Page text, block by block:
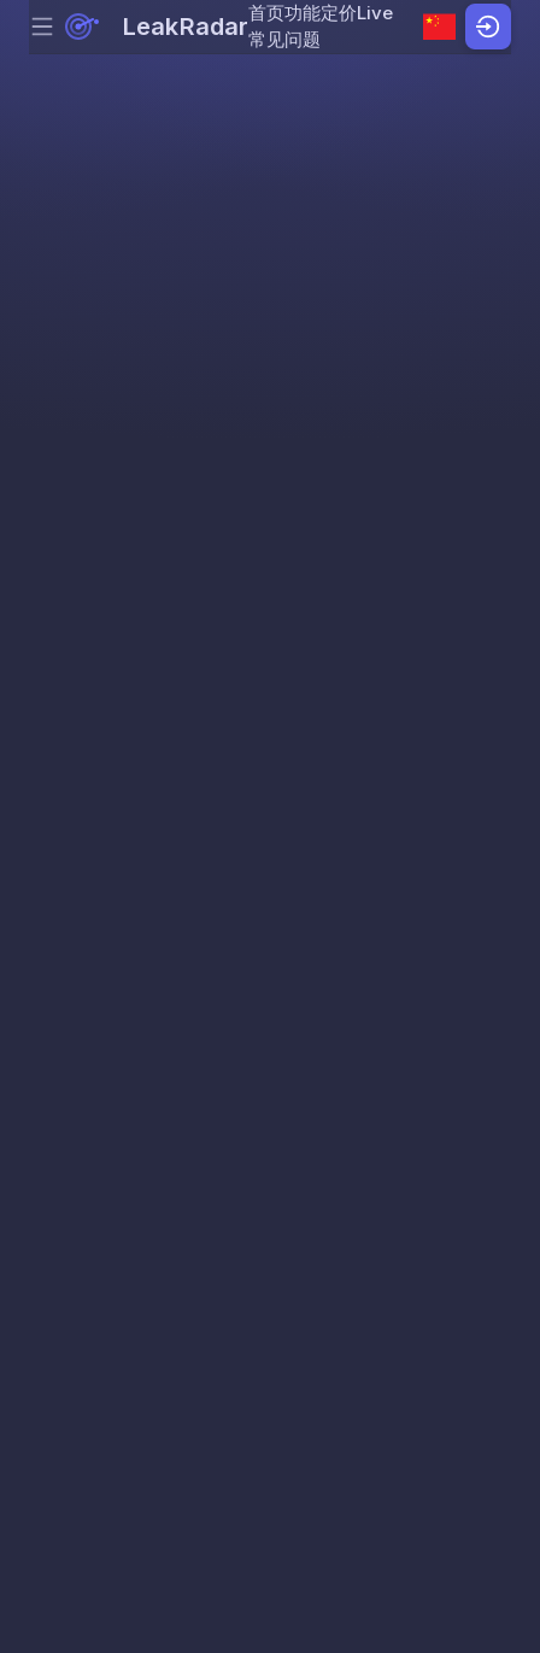
Skip to content
Menu LeakRadar首页功能定价Live
常见问题